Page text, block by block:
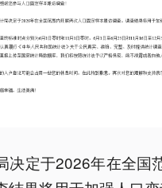
决定于2026年在全国